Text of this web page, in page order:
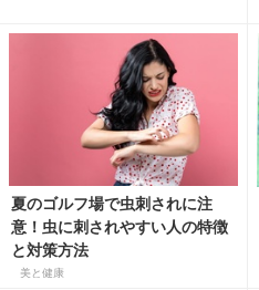
夏のゴルフ場で虫刺されに注
意！虫に刺されやすい人の特徴
と対策方法
美と健康